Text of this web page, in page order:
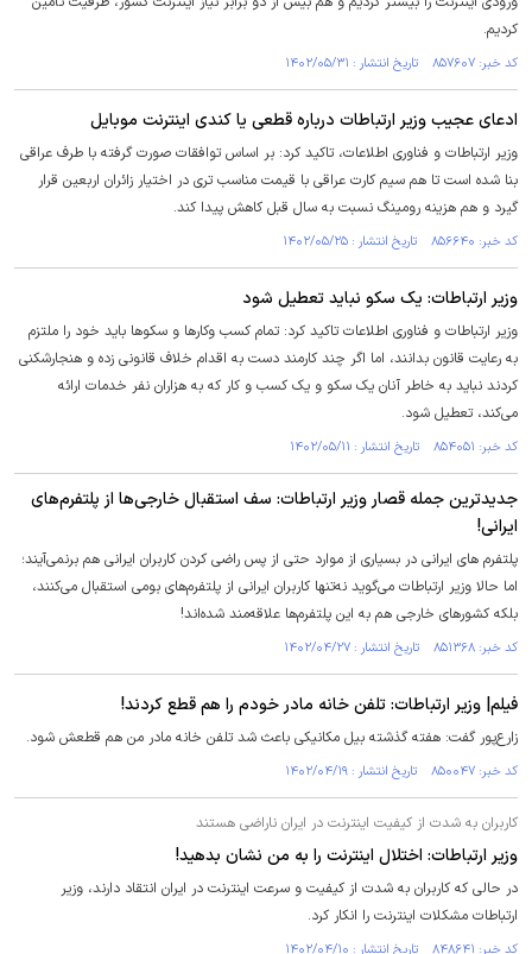
کردیم.
کد خبر: ۸۵۷۶۰۷ تاریخ انتشار : ۱۴۰۲/۰۵/۳۱
ادعای عجیب وزیر ارتباطات درباره قطعی یا کندی اینترنت موبایل
وزیر ارتباطات و فناوری اطلاعات، تاکید کرد: بر اساس توافقات صورت گرفته با طرف عراقی
بنا شده است تا هم سیم کارت عراقی با قیمت مناسب تری در اختیار زائران اربعین قرار
گیرد و هم هزینه رومینگ نسبت به سال قبل کاهش پیدا کند.
کد خبر: ۸۵۶۶۴۰ تاریخ انتشار : ۱۴۰۲/۰۵/۲۵
وزیر ارتباطات: یک سکو نباید تعطیل شود
وزیر ارتباطات و فناوری اطلاعات تاکید کرد: تمام کسب وکار‌ها و سکو‌ها باید خود را ملتزم
به رعایت قانون بدانند، اما اگر چند کارمند دست به اقدام خلاف قانونی زده و هنجارشکنی
کردند نباید به خاطر آنان یک سکو و یک کسب و کار که به هزاران نفر خدمات ارائه
می‌کند، تعطیل شود.
کد خبر: ۸۵۴۰۵۱ تاریخ انتشار : ۱۴۰۲/۰۵/۱۱
جدیدترین جمله قصار وزیر ارتباطات: سف استقبال خارجی‌ها از پلتفرم‌های
ایرانی!
پلتفرم های ایرانی در بسیاری از موارد حتی از پس راضی کردن کاربران ایرانی هم برنمی‌آیند؛
اما حالا وزیر ارتباطات می‌گوید نه‌تنها کاربران ایرانی از پلتفرم‌های بومی استقبال می‌کنند،
بلکه کشورهای خارجی هم به این پلتفرم‌ها علاقه‌مند شده‌اند!
کد خبر: ۸۵۱۳۶۸ تاریخ انتشار : ۱۴۰۲/۰۴/۲۷
فیلم| وزیر ارتباطات: تلفن خانه مادر خودم را هم قطع کردند!
زارع‌پور گفت: هفته گذشته بیل مکانیکی باعث شد تلفن خانه مادر من هم قطعش شود.
کد خبر: ۸۵۰۰۴۷ تاریخ انتشار : ۱۴۰۲/۰۴/۱۹
کاربران به شدت از کیفیت اینترنت در ایران ناراضی هستند
وزیر ارتباطات: اختلال اینترنت را به من نشان بدهید!
در حالی که کاربران به شدت از کیفیت و سرعت اینترنت در ایران انتقاد دارند، وزیر
ارتباطات مشکلات اینترنت را انکار کرد.
کد خبر: ۸۴۸۶۴۱ تاریخ انتشار : ۱۴۰۲/۰۴/۱۰